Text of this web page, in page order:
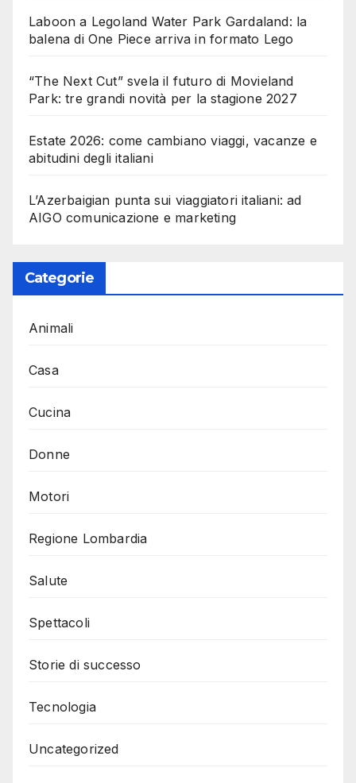
Laboon a Legoland Water Park Gardaland: la
balena di One Piece arriva in formato Lego
“The Next Cut” svela il futuro di Movieland
Park: tre grandi novità per la stagione 2027
Estate 2026: come cambiano viaggi, vacanze e
abitudini degli italiani
L’Azerbaigian punta sui viaggiatori italiani: ad
AIGO comunicazione e marketing
Categorie
Animali
Casa
Cucina
Donne
Motori
Regione Lombardia
Salute
Spettacoli
Storie di successo
Tecnologia
Uncategorized